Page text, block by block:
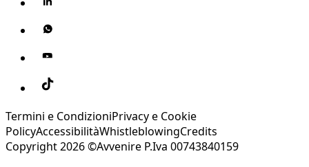
Termini e CondizioniPrivacy e Cookie
PolicyAccessibilitàWhistleblowingCredits
Copyright 2026 ©Avvenire P.Iva 00743840159